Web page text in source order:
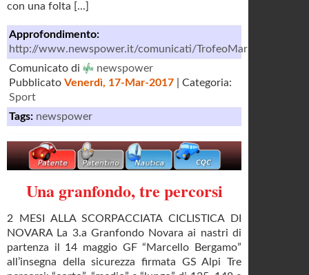
con una folta [...]
Approfondimento:
http://www.newspower.it/comunicati/TrofeoMarmotta/
Comunicato di
newspower
Pubblicato Venerdì, 17-Mar-2017 | Categoria:
Sport
Tags: newspower
Una granfondo, tre percorsi
2 MESI ALLA SCORPACCIATA CICLISTICA DI
NOVARA La 3.a Granfondo Novara ai nastri di
partenza il 14 maggio GF “Marcello Bergamo”
all’insegna della sicurezza firmata GS Alpi Tre